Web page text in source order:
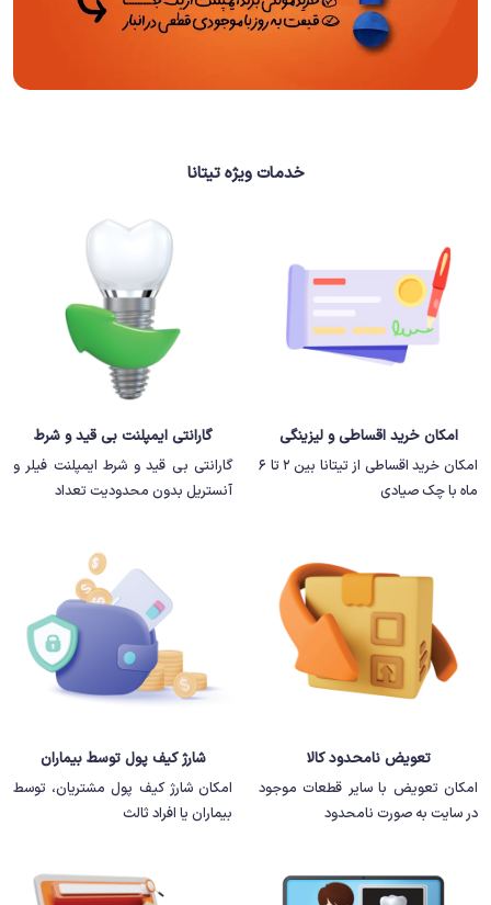
خدمات ویژه تیتانا
امکان خرید اقساطی و لیزینگی
امکان خرید اقساطی از تیتانا بین 2 تا 6
ماه با چک صیادی
گارانتی ایمپلنت بی قید و شرط
گارانتی بی قید و شرط ایمپلنت فیلر و
آنستریل بدون محدودیت تعداد
تعویض نامحدود کالا
امکان تعویض با سایر قطعات موجود
در سایت به صورت نامحدود
شارژ کیف پول توسط بیماران
امکان شارژ کیف پول مشتریان، توسط
بیماران یا افراد ثالث